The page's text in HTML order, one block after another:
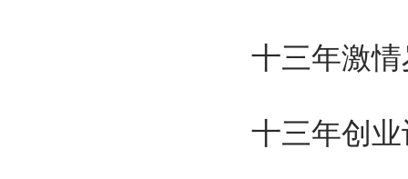
十三年激情
十三年创业